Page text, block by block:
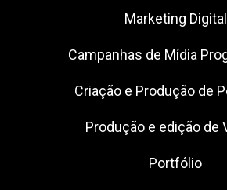
Marketing Digital
Campanhas de Mídia
Criação e Produção de
Produção e edição de
Portfólio